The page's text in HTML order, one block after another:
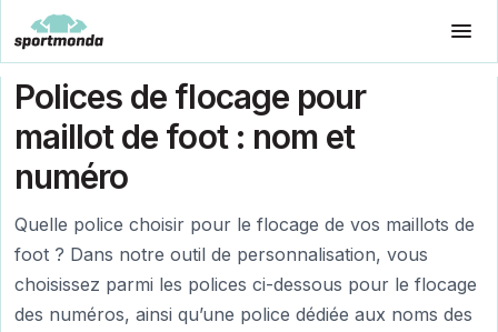
Polices de flocage pour
maillot de foot : nom et
numéro
Quelle police choisir pour le flocage de vos maillots de
foot ? Dans notre outil de personnalisation, vous
choisissez parmi les polices ci-dessous pour le flocage
des numéros, ainsi qu’une police dédiée aux noms des